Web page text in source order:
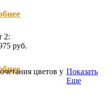
2:
руб.
цветов у Показать
Еще